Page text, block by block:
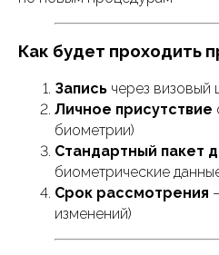
Как будет проходить
Запись через визовый
Личное присутствие
биометрии)
Стандартный пакет
биометрические
Срок рассмотрения
изменений)